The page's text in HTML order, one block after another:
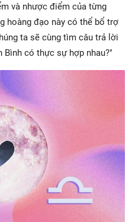
và nhược điểm của từng
hoàng đạo này có thể bổ trợ
ta sẽ cùng tìm câu trả lời
Bình có thực sự hợp nhau?"